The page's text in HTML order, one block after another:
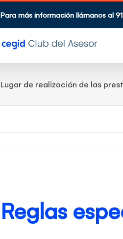
Para más información llámanos al
Lugar de realización de las
Reglas